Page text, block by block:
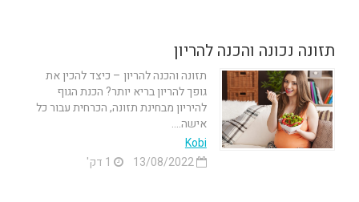
תזונה נכונה והכנה להריון
תזונה והכנה להריון – כיצד להכין את
גופך להריון בריא יותר? הכנת הגוף
להיריון מבחינת תזונה, הכרחית עבור כל
אישה....
Kobi
13/08/2022